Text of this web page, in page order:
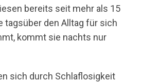
bereits seit mehr als 15
tagsüber den Alltag für sich
kommt sie nachts nur
sich durch Schlaflosigkeit